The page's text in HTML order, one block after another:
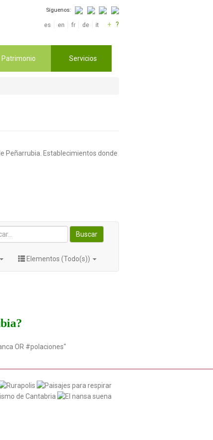
Síguenos:
es en fr de it + ?
Patrimonio Servicios
Peñarrubia. Establecimientos donde
Buscar
Elementos (Todo(s))
OR #polaciones"